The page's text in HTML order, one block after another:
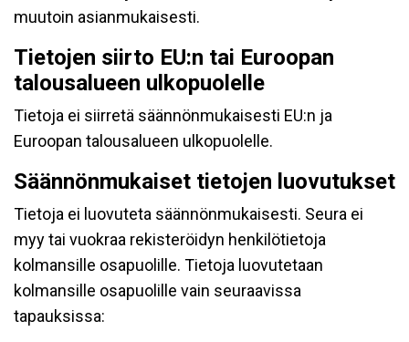
muutoin asianmukaisesti.
Tietojen siirto EU:n tai Euroopan
talousalueen ulkopuolelle
Tietoja ei siirretä säännönmukaisesti EU:n ja
Euroopan talousalueen ulkopuolelle.
Säännönmukaiset tietojen luovutukset
Tietoja ei luovuteta säännönmukaisesti. Seura ei
myy tai vuokraa rekisteröidyn henkilötietoja
kolmansille osapuolille. Tietoja luovutetaan
kolmansille osapuolille vain seuraavissa
tapauksissa: